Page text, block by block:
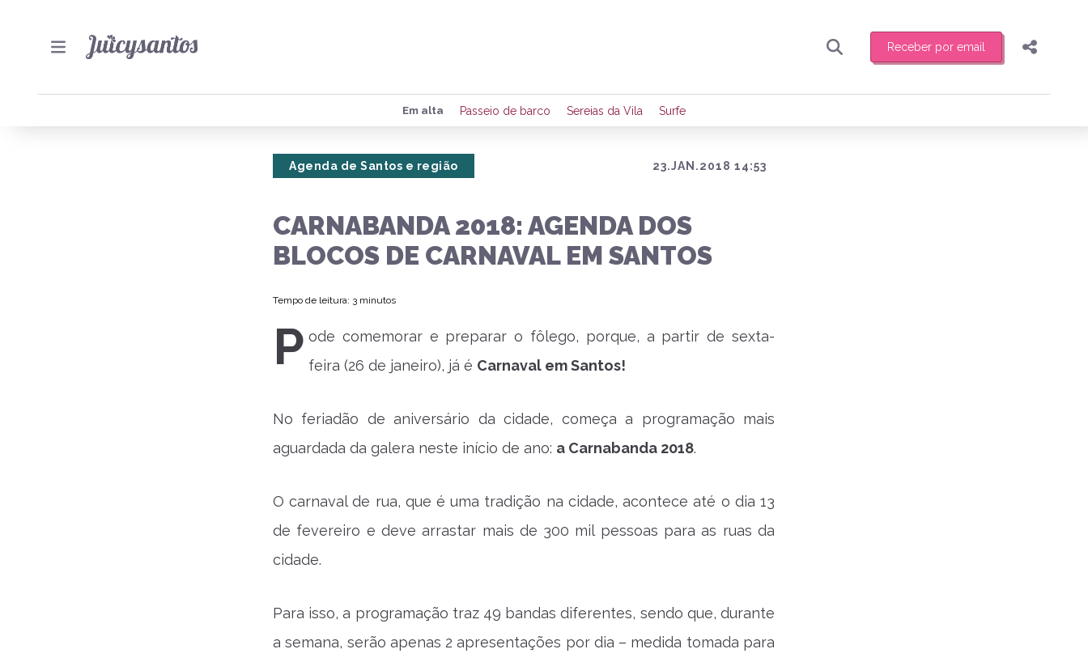
Receber por email
Preencha seus dados para receber toda sexta-feira de manhã o resumo
de eventos e notícias da região.
Compartilhar
Em alta Passeio de barco Sereias da Vila Surfe
23.JAN.2018 14:53
Agenda de Santos e região
CARNABANDA 2018: AGENDA DOS
BLOCOS DE CARNAVAL EM SANTOS
Tempo de leitura: 3 minutos
P ode comemorar e preparar o fôlego, porque, a partir de sexta-
feira (26 de janeiro), já é Carnaval em Santos!
No feriadão de aniversário da cidade, começa a programação mais
aguardada da galera neste início de ano: a Carnabanda 2018.
O carnaval de rua, que é uma tradição na cidade, acontece até o dia 13
de fevereiro e deve arrastar mais de 300 mil pessoas para as ruas da
cidade.
Para isso, a programação traz 49 bandas diferentes, sendo que, durante
a semana, serão apenas 2 apresentações por dia – medida tomada para